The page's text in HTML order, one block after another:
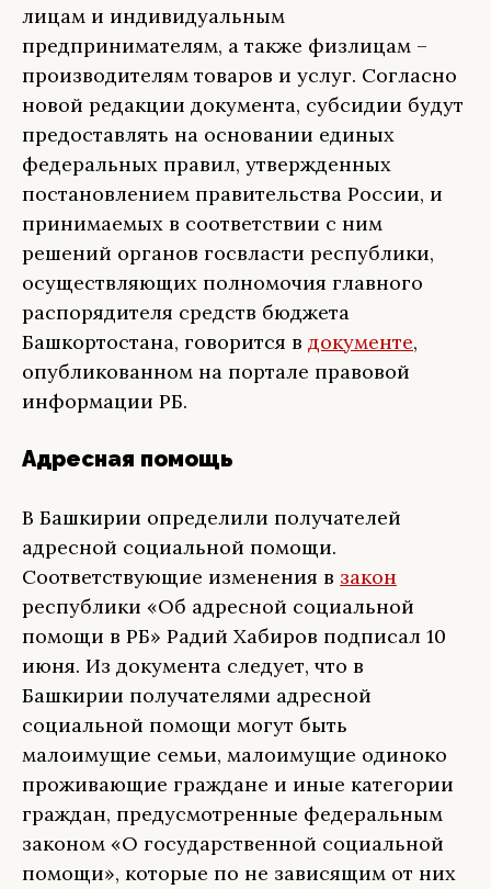
лицам и индивидуальным
предпринимателям, а также физлицам –
производителям товаров и услуг. Согласно
новой редакции документа, субсидии будут
предоставлять на основании единых
федеральных правил, утвержденных
постановлением правительства России, и
принимаемых в соответствии с ним
решений органов госвласти республики,
осуществляющих полномочия главного
распорядителя средств бюджета
Башкортостана, говорится в документе,
опубликованном на портале правовой
информации РБ.
Адресная помощь
В Башкирии определили получателей
адресной социальной помощи.
Соответствующие изменения в закон
республики «Об адресной социальной
помощи в РБ» Радий Хабиров подписал 10
июня. Из документа следует, что в
Башкирии получателями адресной
социальной помощи могут быть
малоимущие семьи, малоимущие одиноко
проживающие граждане и иные категории
граждан, предусмотренные федеральным
законом «О государственной социальной
помощи», которые по не зависящим от них